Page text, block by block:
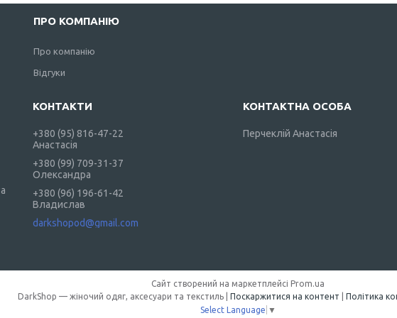
ПРО КОМПАНІЮ
Про компанію
Відгуки
+380 (95) 816-47-22
Анастасія
+380 (99) 709-31-37
Олександра
+380 (96) 196-61-42
Владислав
darkshopod@gmail.com
Перчеклій Анастасія
Сайт створений на маркетплейсі Prom.ua
Поскаржитися на контент
Політика
Select Language ▼